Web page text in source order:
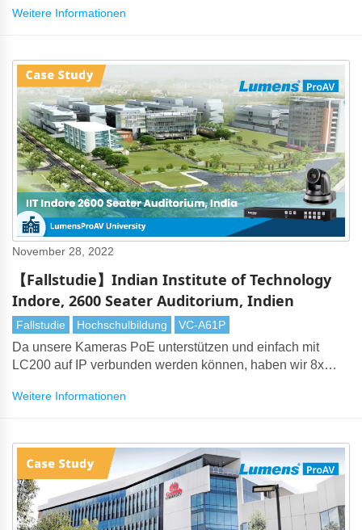
Konferenzraum, einem Gottesdienst, einem Fernsehstudio
PTZs steuern – eine enorme Einsparung an Zeit,
Ressourcen und Kosten.
Weitere Informationen
November 28, 2022
【Fallstudie】Indian Institute of Technology
Indore, 2600 Seater Auditorium, Indien
Fallstudie Hochschulbildung VC-A61P
Da unsere Kameras PoE unterstützen und einfach mit
LC200 auf IP verbunden werden können, haben wir 8x
Das Beste war, dass die Verkabelung keine
Integration für den Systemintegrator einfacher waren.
Weitere Informationen